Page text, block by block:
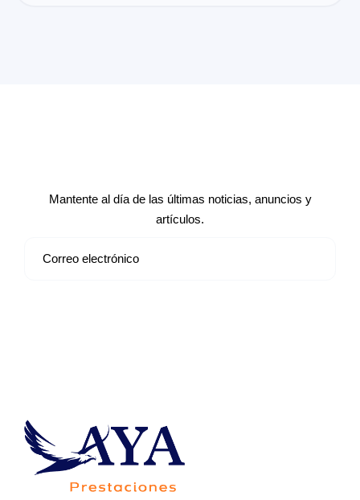
Mantente al día de las últimas noticias, anuncios y
artículos.